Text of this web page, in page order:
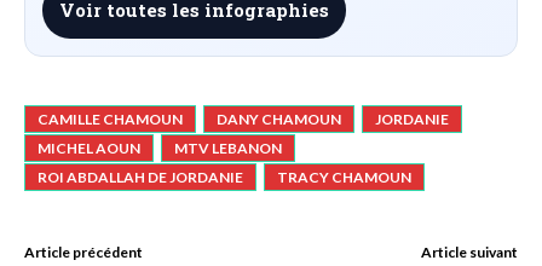
Voir toutes les infographies
CAMILLE CHAMOUN DANY CHAMOUN
JORDANIE
MICHEL AOUN
MTV LEBANON
ROI ABDALLAH DE JORDANIE
TRACY CHAMOUN
Article précédent Article suivant